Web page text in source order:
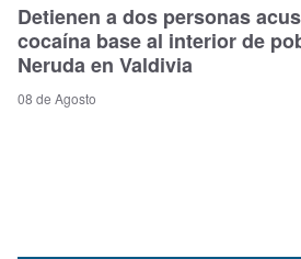
Detienen a dos personas
cocaína base al interior de
Neruda en Valdivia
08 de Agosto